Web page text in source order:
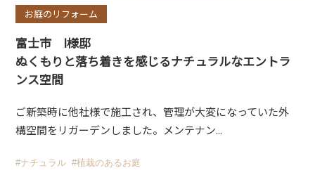
お庭のリフォーム
富士市 I様邸
ぬくもりと落ち着きを感じるナチュラルなエントラ
ンス空間
ご新築時に他社様で施工され、管理が大変になっていた外
構空間をリガーデンしました。メンテナン...
#ナチュラル #植栽のあるお庭